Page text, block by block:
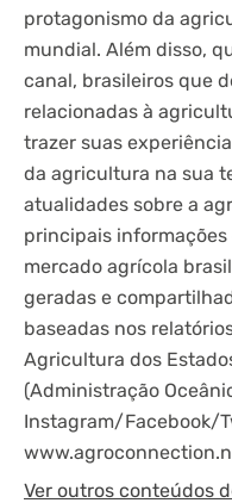
protagonismo da
mundial. Além disso,
canal, brasileiros que
relacionadas à
trazer suas
da agricultura na sua
atualidades sobre a
principais
mercado agrícola
geradas e
baseadas nos
Agricultura dos
(Administração
Instagram/Facebook/
Ver outros conteúdos